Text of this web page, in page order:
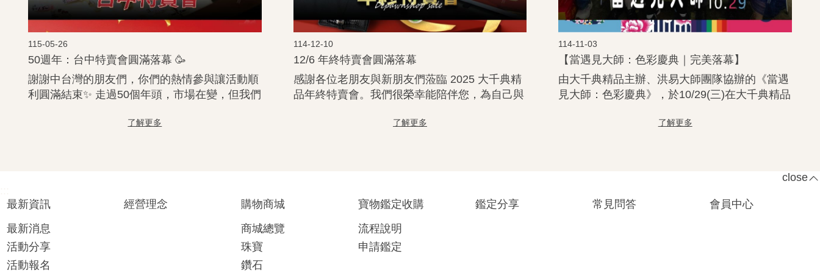
50週年：台中特賣會圓滿落幕 🥳
115-05-26
謝謝中台灣的朋友們，你們的熱情參與讓活動順
利圓滿結束✨ 走過50個年頭，市場在變，但我們
明、誠信」的原則，認真把關每一件來到手中的
12/6 年終特賣會圓滿落幕
114-12-10
感謝各位老朋友與新朋友們蒞臨 2025 大千典精
品年終特賣會。我們很榮幸能陪伴您，為自己與
停下來、細看、挑選的您💖 許多來賓分享本次
【當遇見大師：色彩慶典｜完美落幕】
114-11-03
由大千典精品主辦、洪易大師團隊協辦的《當遇
見大師：色彩慶典》，於10/29(三)在大千典精品
團隊帶來的精彩導覽，也感謝大千典精品執行長
close
最新資訊
最新消息
活動分享
活動報名
經營理念
購物商城
商城總覽
珠寶
鑽石
寶物鑑定收購
流程說明
申請鑑定
鑑定分享 常見問答 會員中心